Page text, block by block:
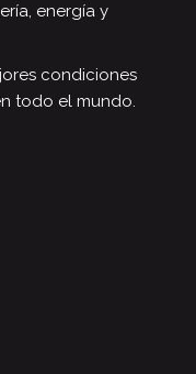
energía y
condiciones
todo el mundo.